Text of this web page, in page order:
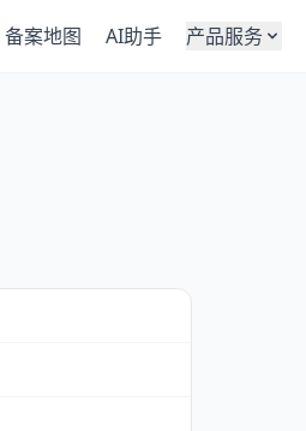
备案地图 AI助手 产品服务